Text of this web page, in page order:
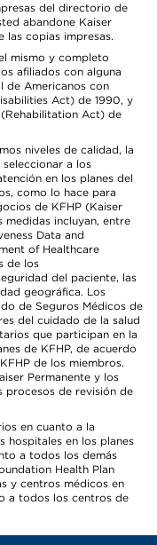
del directorio de
abandone Kaiser
las copias impresas.
mismo y completo
afiliados con alguna
de Americanos con
Act) de 1990, y
Act) de
niveles de calidad, la
a los
en los planes del
como lo hace para
de KFHP (Kaiser
medidas incluyan, entre
Data and
of Healthcare
de los
del paciente, las
geográfica. Los
de Seguros Médicos de
del cuidado de la salud
que participan en la
de KFHP, de acuerdo
de los miembros.
Permanente y los
procesos de revisión de
en cuanto a la
hospitales en los planes
a todos los demás
Health Plan
y centros médicos en
a todos los centros de